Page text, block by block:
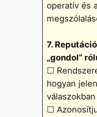
operatív és
7.
„gondol”
☐
hogyan
válaszokban
☐